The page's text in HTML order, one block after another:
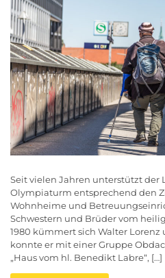
Seit vielen Jahren unterstützt der
Olympiaturm entsprechend den
Wohnheime und
Schwestern und Brüder vom
1980 kümmert sich Walter Lorenz
konnte er mit einer Gruppe
„Haus vom hl. Benedikt Labre“, […]